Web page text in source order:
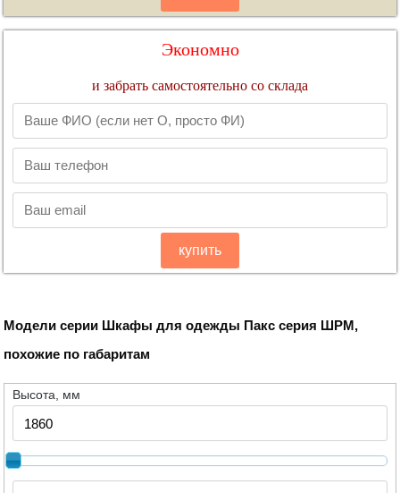
Экономно
и забрать самостоятельно со склада
купить
Модели серии Шкафы для одежды Пакс серия ШРМ,
похожие по габаритам
Высота, мм